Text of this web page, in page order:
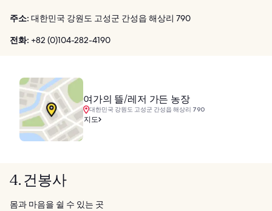
주소: 대한민국 강원도 고성군 간성읍 해상리 790
전화: +82 (0)104-282-4190
여가의 뜰/레저 가든 농장
대한민국 강원도 고성군 간성읍 해상리 790
지도
4. 건봉사
몸과 마음을 쉴 수 있는 곳